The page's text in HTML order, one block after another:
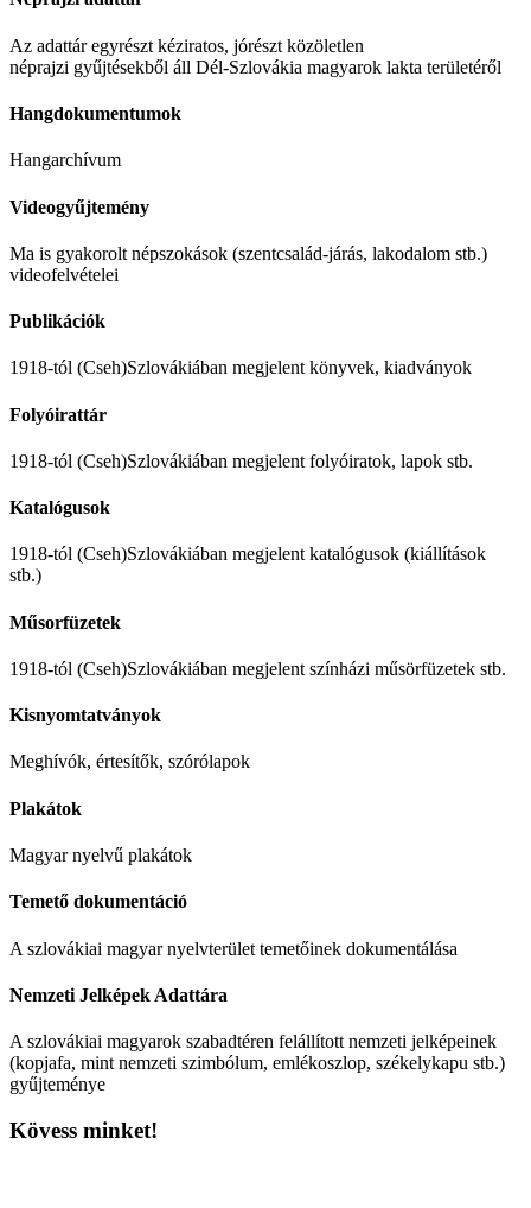
Az adattár egyrészt kéziratos, jórészt közöletlen
néprajzi gyűjtésekből áll Dél-Szlovákia magyarok lakta területéről
Hangdokumentumok
Hangarchívum
Videogyűjtemény
Ma is gyakorolt népszokások (szentcsalád-járás, lakodalom stb.)
videofelvételei
Publikációk
1918-tól (Cseh)Szlovákiában megjelent könyvek, kiadványok
Folyóirattár
1918-tól (Cseh)Szlovákiában megjelent folyóiratok, lapok stb.
Katalógusok
1918-tól (Cseh)Szlovákiában megjelent katalógusok (kiállítások
stb.)
Műsorfüzetek
1918-tól (Cseh)Szlovákiában megjelent színházi műsörfüzetek stb.
Kisnyomtatványok
Meghívók, értesítők, szórólapok
Plakátok
Magyar nyelvű plakátok
Temető dokumentáció
A szlovákiai magyar nyelvterület temetőinek dokumentálása
Nemzeti Jelképek Adattára
A szlovákiai magyarok szabadtéren felállított nemzeti jelképeinek
(kopjafa, mint nemzeti szimbólum, emlékoszlop, székelykapu stb.)
gyűjteménye
Kövess minket!